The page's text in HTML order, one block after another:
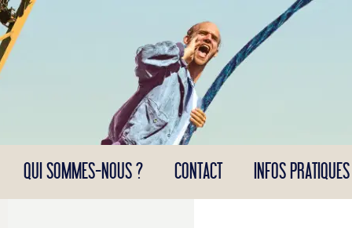
Panneau de gestion des cookies
QUI SOMMES-NOUS ? CONTACT INFOS PRATIQUES